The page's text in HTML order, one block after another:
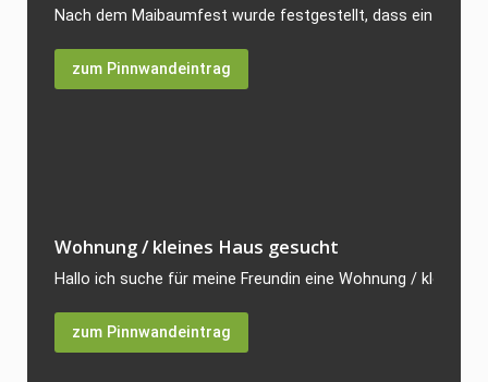
Nach dem Maibaumfest wurde festgestellt, dass ein
zum Pinnwandeintrag
Wohnung / kleines Haus gesucht
Hallo ich suche für meine Freundin eine Wohnung / kleines
zum Pinnwandeintrag